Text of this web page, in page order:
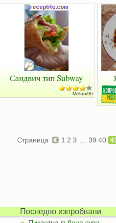
Сандвич тип Subway
Melani96
Страница 1 2 3 39 40
Последно изпробвани